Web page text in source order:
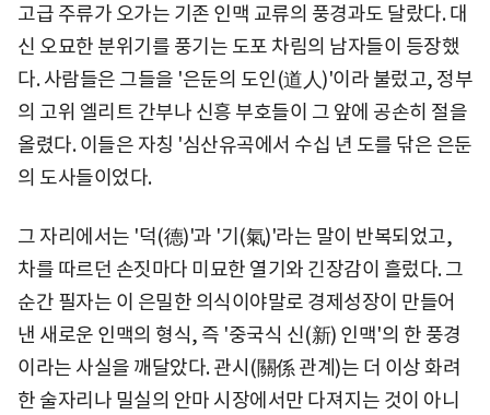
고급 주류가 오가는 기존 인맥 교류의 풍경과도 달랐다. 대
신 오묘한 분위기를 풍기는 도포 차림의 남자들이 등장했
다. 사람들은 그들을 '은둔의 도인(道人)'이라 불렀고, 정부
의 고위 엘리트 간부나 신흥 부호들이 그 앞에 공손히 절을
올렸다. 이들은 자칭 '심산유곡에서 수십 년 도를 닦은 은둔
의 도사들이었다.
그 자리에서는 '덕(德)'과 '기(氣)'라는 말이 반복되었고,
차를 따르던 손짓마다 미묘한 열기와 긴장감이 흘렀다. 그
순간 필자는 이 은밀한 의식이야말로 경제성장이 만들어
낸 새로운 인맥의 형식, 즉 '중국식 신(新) 인맥'의 한 풍경
이라는 사실을 깨달았다. 관시(關係 관계)는 더 이상 화려
한 술자리나 밀실의 안마 시장에서만 다져지는 것이 아니